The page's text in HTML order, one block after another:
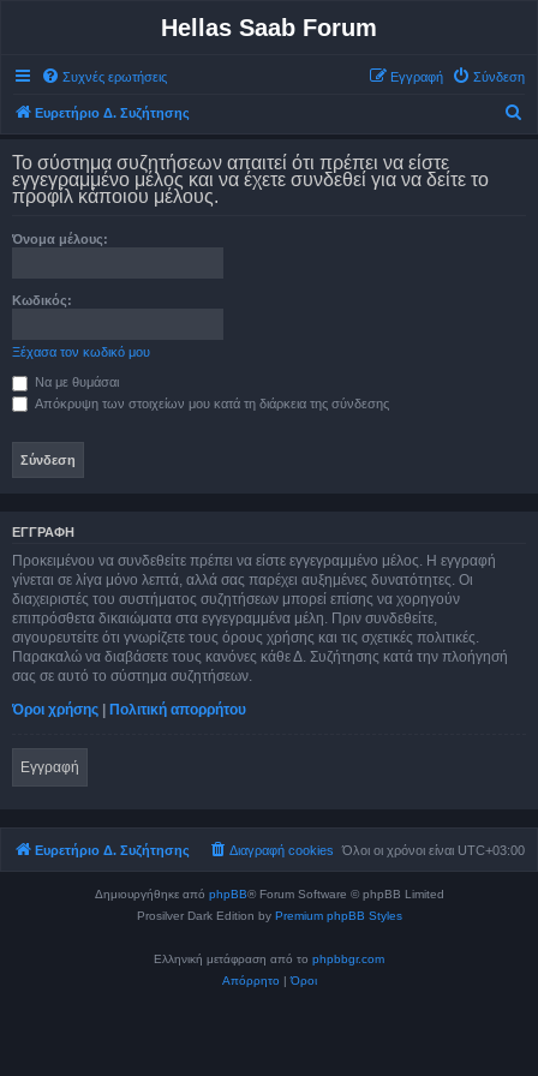
Hellas Saab Forum
Συχνές ερωτήσεις Σύνδεση
Εγγραφή
Ευρετήριο Δ. Συζήτησης
Το σύστημα συζητήσεων απαιτεί ότι πρέπει να είστε
εγγεγραμμένο μέλος και να έχετε συνδεθεί για να δείτε το
προφίλ κάποιου μέλους.
Όνομα μέλους:
Κωδικός:
Ξέχασα τον κωδικό μου
Να με θυμάσαι
Απόκρυψη των στοιχείων μου κατά τη διάρκεια της σύνδεσης
ΕΓΓΡΑΦΉ
Προκειμένου να συνδεθείτε πρέπει να είστε εγγεγραμμένο μέλος. Η εγγραφή
γίνεται σε λίγα μόνο λεπτά, αλλά σας παρέχει αυξημένες δυνατότητες. Οι
διαχειριστές του συστήματος συζητήσεων μπορεί επίσης να χορηγούν
επιπρόσθετα δικαιώματα στα εγγεγραμμένα μέλη. Πριν συνδεθείτε,
σιγουρευτείτε ότι γνωρίζετε τους όρους χρήσης και τις σχετικές πολιτικές.
Παρακαλώ να διαβάσετε τους κανόνες κάθε Δ. Συζήτησης κατά την πλοήγησή
σας σε αυτό το σύστημα συζητήσεων.
Όροι χρήσης | Πολιτική απορρήτου
Εγγραφή
Ευρετήριο Δ. Συζήτησης Όλοι οι χρόνοι είναι UTC+03:00
Διαγραφή cookies
Δημιουργήθηκε από phpBB® Forum Software © phpBB Limited
Prosilver Dark Edition by Premium phpBB Styles
Ελληνική μετάφραση από το phpbbgr.com
Απόρρητο |Όροι